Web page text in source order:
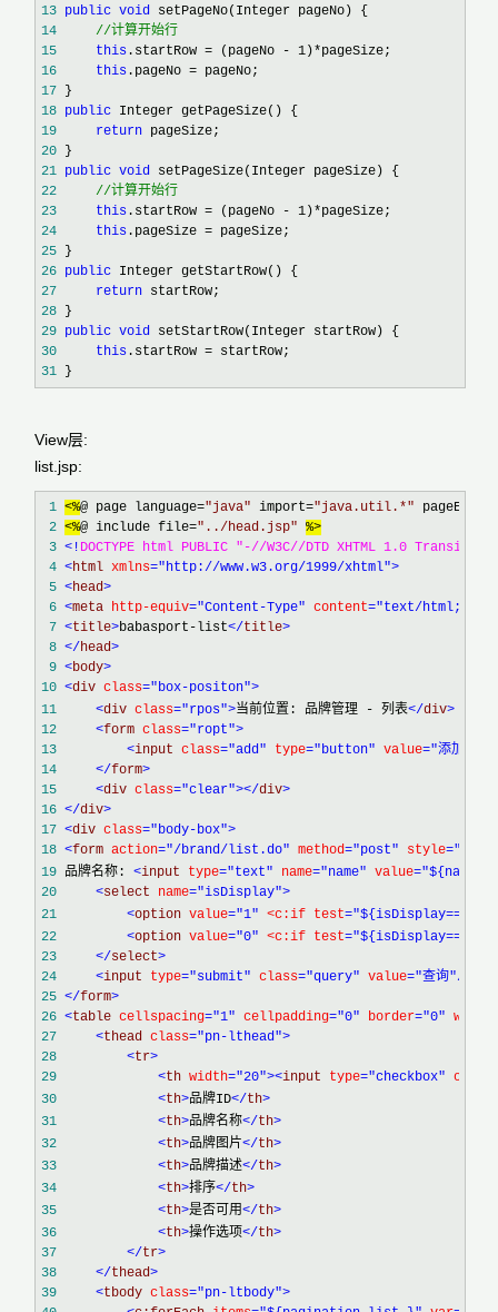
13 public void
14
//计算开始行
15
this .startRow = (pageNo - 1)*
16
this .pageNo =
17
18 public
19
return
20
21 public void
22
//计算开始行
23
this .startRow = (pageNo - 1)*
24
this .pageSize =
25
26 public
27
return
28
29 public void
30
this .startRow =
31 }
View层:
list.jsp:
1 <%@ page language="java" import="java.util.*"
2 <%@ include file=" ../head.jsp" %>
3 <! DOCTYPE html PUBLIC "-//W3C//DTD XHTML 1.0
4 <html xmlns="http://www.w3.org/1999/xhtml">
5 <head>
6 <meta http-equiv="Content-Type" content="text/html;
7 <title>babasport-list</title>
8 </head>
9 <body>
10 <div class="box-positon">
11
<div class="rpos">当前位置: 品牌管理 - 列表</div>
12
<form class="ropt">
13
<input class="add" type="button" value="添加"
14
</form>
15
<div class="clear"></div>
16 </div>
17 <div class="body-box">
18 <form action="/brand/list.do" method="post" style
19 品牌名称: <input type="text" name="name" value="${name}"
20
<select name="isDisplay">
21
<option value="1" <c:if test="${isDisplay==1 }"
22
<option value="0" <c:if test="${isDisplay==0 }"
23
</select>
24
<input type="submit" class="query" value="查询"/>
25 </form>
26 <table cellspacing="1" cellpadding="0" border="0" width
27
<thead class="pn-lthead">
28
<tr>
29
<th width="20"><input type="checkbox"
30
<th>品牌ID</th>
31
<th>品牌名称</th>
32
<th>品牌图片</th>
33
<th>品牌描述</th>
34
<th>排序</th>
35
<th>是否可用</th>
36
<th>操作选项</th>
37
</tr>
38
</thead>
39
<tbody class="pn-ltbody">